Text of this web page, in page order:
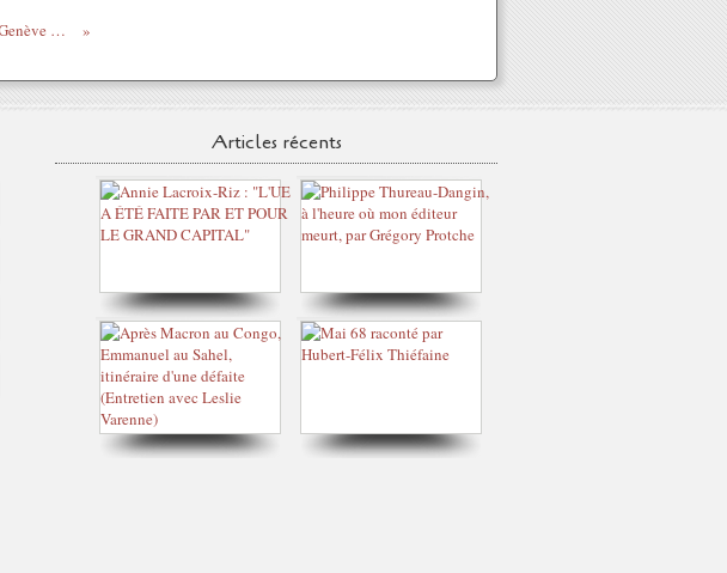
100 commentaires - Les Ivoiriens marchent sur l'ONU à Genève maintenant - 5/10/2012
Articles récents